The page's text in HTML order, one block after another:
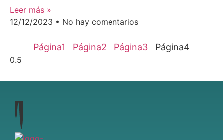
Leer más »
12/12/2023
No hay comentarios
Página1 Página2 Página3 Página4